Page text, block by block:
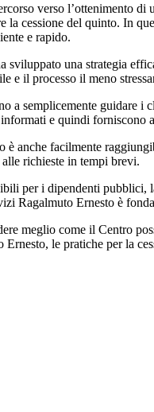
verso l’ottenimento di
la cessione del quinto. In
e rapido.
sviluppato una strategia
e il processo il meno
a semplicemente guidare i
e quindi forniscono
anche facilmente
richieste in tempi brevi.
per i dipendenti pubblici,
Ragalmuto Ernesto è
meglio come il Centro
le pratiche per la